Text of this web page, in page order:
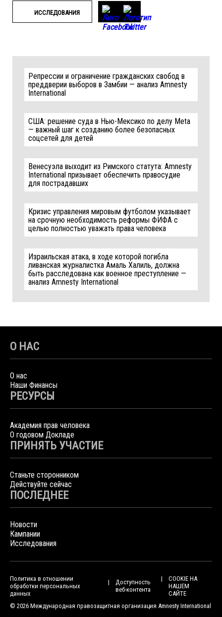
ИССЛЕДОВАНИЯ
Репрессии и ограничение гражданских свобод в
преддверии выборов в Замбии — анализ Amnesty
International
США: решение суда в Нью-Мексико по делу Meta
— важный шаг к созданию более безопасных
соцсетей для детей
Венесуэла выходит из Римского статута: Amnesty
International призывает обеспечить правосудие
для пострадавших
Кризис управления мировым футболом указывает
на срочную необходимость реформы ФИФА с
целью полностью уважать права человека
Израильская атака, в ходе которой погибла
ливанская журналистка Амаль Халиль, должна
быть расследована как военное преступление —
анализ Amnesty International
О НАС
О нас
Наши Финансы
РЕСУРСЫ
Академия прав человека
О годовом Докладе
ПРИНЯТЬ УЧАСТИЕ
Станьте сторонником
Действуйте сейчас
ПОСЛЕДНЕЕ
Новости
Кампании
Исследования
Политика в отношении
обработки персональных
данных
Доступность
веб-контента
COOKIE НА
НАШЕМ
САЙТЕ
© 2026 Международная правозащитная организация Amnesty International